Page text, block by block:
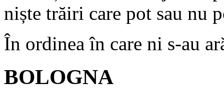
niște trăiri care pot sau nu
În ordinea în care ni s-au
BOLOGNA